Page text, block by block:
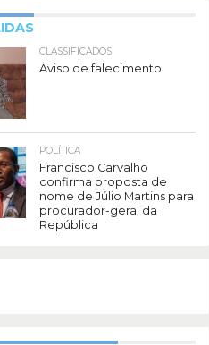
CLASSIFICADOS
Aviso de falecimento
POLÍTICA
Francisco Carvalho
confirma proposta de
nome de Júlio Martins para
procurador-geral da
República